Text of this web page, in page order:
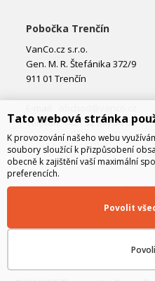
Pobočka Trenčín
VanCo.cz s.r.o.
Gen. M. R. Štefánika 372/9
911 01 Trenčín
Telefon: +421 32 877 74 02
Tato webová stránka
K provozování našeho webu
soubory sloužící k přizpůsobení
obecně k zajištění vaší maximální
preferencích.
Povolit